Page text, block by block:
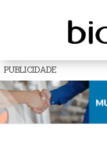
PUBLICIDADE